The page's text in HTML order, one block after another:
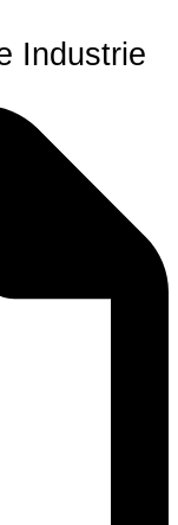
Industrie